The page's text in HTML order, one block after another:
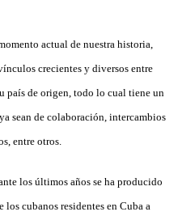
actual de nuestra historia,
crecientes y diversos entre
país de origen, todo lo cual tiene un
sean de colaboración, intercambios
entre otros.
los últimos años se ha producido
cubanos residentes en Cuba a